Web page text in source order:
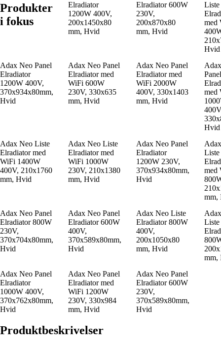
Produkter
i fokus
Elradiator
1200W 400V,
200x1450x80
mm, Hvid
Elradiator 600W
230V,
200x870x80
mm, Hvid
Liste
med
Hvid
Adax Neo Panel
Elradiator
1200W 400V,
370x934x80mm,
Hvid
Adax Neo Panel
Elradiator med
WiFi 600W
230V, 330x635
mm, Hvid
Adax Neo Panel
Elradiator med
WiFi 2000W
400V, 330x1403
mm, Hvid
Panel
med
Hvid
Adax Neo Liste
Elradiator med
WiFi 1400W
400V, 210x1760
mm, Hvid
Adax Neo Liste
Elradiator med
WiFi 1000W
230V, 210x1380
mm, Hvid
Adax Neo Panel
Elradiator
1200W 230V,
370x934x80mm,
Hvid
Liste
med
mm,
Adax Neo Panel
Elradiator 800W
230V,
370x704x80mm,
Hvid
Adax Neo Panel
Elradiator 600W
400V,
370x589x80mm,
Hvid
Adax Neo Liste
Elradiator 800W
400V,
200x1050x80
mm, Hvid
Liste
mm,
Adax Neo Panel
Elradiator
1000W 400V,
370x762x80mm,
Hvid
Adax Neo Panel
Elradiator med
WiFi 1200W
230V, 330x984
mm, Hvid
Adax Neo Panel
Elradiator 600W
230V,
370x589x80mm,
Hvid
Produktbeskrivelser